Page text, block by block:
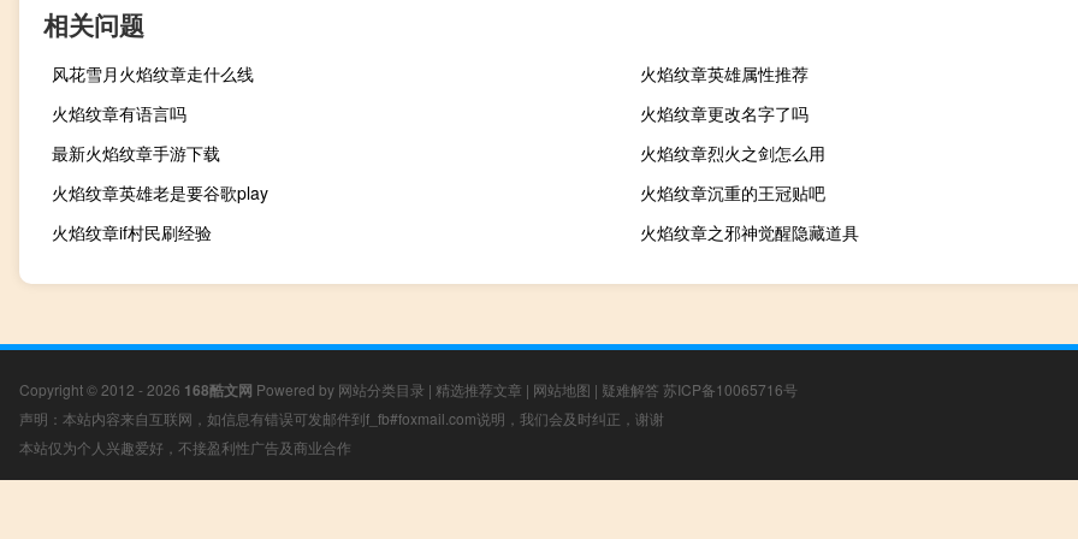
相关问题
风花雪月火焰纹章走什么线
火焰纹章英雄属性推荐
火焰纹章有语言吗
火焰纹章更改名字了吗
最新火焰纹章手游下载
火焰纹章烈火之剑怎么用
火焰纹章英雄老是要谷歌play
火焰纹章沉重的王冠贴吧
火焰纹章if村民刷经验
火焰纹章之邪神觉醒隐藏道具
Copyright © 2012 - 2026 168酷文网 Powered by 网站分类目录 | 精选推荐文章 | 网站地图 | 疑难解答 苏ICP备10065716号
声明：本站内容来自互联网，如信息有错误可发邮件到f_fb#foxmail.com说明，我们会及时纠正，谢谢
本站仅为个人兴趣爱好，不接盈利性广告及商业合作